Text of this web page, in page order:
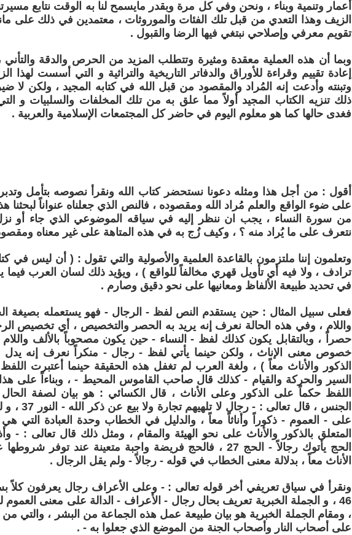
أعمار وتنمية وبناء ، ونحن وفي كل مرة وبقدر مايسمح لنا به الوقت نتابع
الزيف وهذا التعدي من قبل تلك الفئات والموروثات ، معتمدين في ذلك على
تقويم معرفي وإصلاحي نبتغي فيها الرضا والقبول .
وبما أن هذه العملية معقدة ومثيرة وتتطلب المزيد من الحرص والدقة
إعادة تقييم وقراءة للأوراق والدفاتر التاريخية والتراثية و التي أسست لهذا
وتبنته وأدعت إنه المُراد والمقصود من قبل الله في كتابه المجيد ، ولكن لا
ذلك تنزيه الكتاب المجيد أولاً مما علق به من تلك المخلفات والسلبيات و
فغدى حالها كما هو معلوم اليوم في حاضر كل المجتمعات الإسلامية والعربية .
أقول : من أجل هذا ومثله دعونا نستحضر كتاب الله ونقرأ نصوصه بتأمل
من سورة النساء ، يجب ان ننظر إليه في سياقه الموضوعي الذي جاء أو
نتعرف على ما يُراد منه ؟ ، وكيف زُج به في هذه المتاهة على غير معناه
وتعلمون إننا ملتزمون بالقاعدة العلمية والأصولية والتي تقول : ( أن ليس في
ترادف ، ولا فيه أي تأويل قهري مخالفاً للواقع ) ، ويؤيد ذلك لسان العرب فيما
في تحديد طبيعة الألفاظ ومعانيها على نحو دقيق وصارم .
فعلى سبيل المثال : حين يستقدم النص لفظ - الرجال - فهو يستعمله بصيغة
واللام ، وفي هذه الحالة نعرف إنه يريد به الحصر والتخصيص ، أي تخصيص
حصراً ، وبالتقابل يكون كذلك لفظ - النساء - حين يكون مصحوباً بالألف
خصوص معنى الإناث ، ولكن حينما يأتي لفظ - رجال - منكراً نعرف إنه
الذكور والأناث معاً ) ، ولغة العرب لم تغفل هذه الحقيقة حينما أعتبرت
السير والحركة والقيام - كذلك قال صاحب القاموس المحيط - ، وبناءاً على
اللفظ حكماً على الذكور وعلى الأناث ، قال الكسائي : هو بيان لصفة
الجنس ، قال تعالى
على - العموم - ذكوراً وأناثاً معاً ، والدليل في الخطاب وحدة العبادة التي
المتعلق بالذكور والأناث على نحو الهيئة والمقام ، ومثل ذلك قال تعالى :
الحج يأتوك رجالاً - الحج 27 ، فالحج فريضة واجبة متعينة عند توفر
الأناث معاً ، بدلالة معنى الخطاب في قوله - رجالاً - ولم يقل الرجال .
ونقرأ في سياق تعريفي أخر قوله تعالى : - وعلى الأعراف رجال يعرفون كلاً
46 ، و الجملة الخبرية تعريف بحال رجال - الأعراف - الدالة على معنى العموم
، ومقام الجملة الخبرية هو بيان طبيعة عمل هذه الجماعة من البشر ، والتي
على أصحاب النار وأصحاب الجنة من الموضع الذي جعلوا به - .